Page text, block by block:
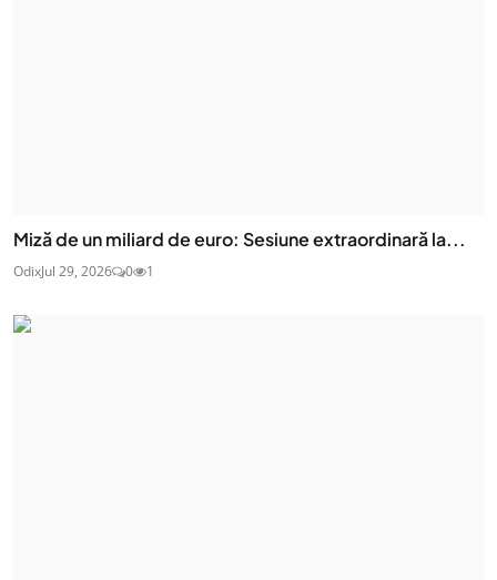
Miză de un miliard de euro: Sesiune extraordinară la...
OdixJul 29, 2026 0 1